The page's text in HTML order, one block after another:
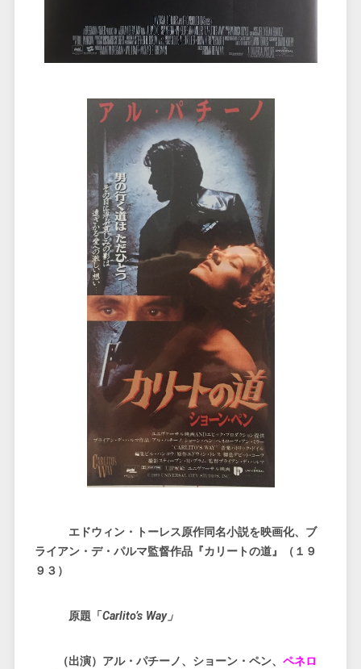
エドウィン・トーレス原作同名小説を映画化、ブ
ライアン・デ・パルマ監督作品『カリートの道』（１９
９３）
原題「 Carlito’s Way」
（出演）アル・パチーノ、ショーン・ペン、 ペネロ